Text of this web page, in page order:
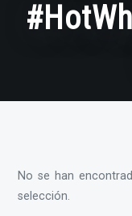
No se han
selección.